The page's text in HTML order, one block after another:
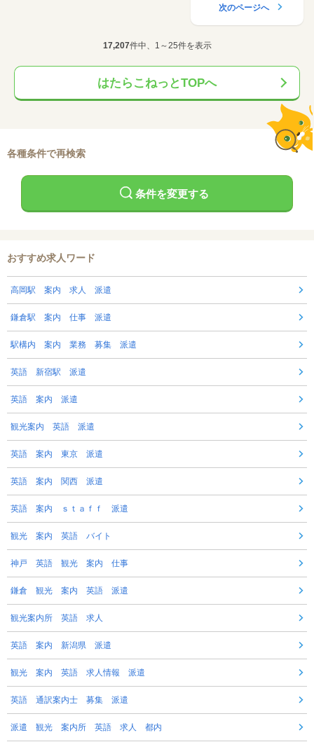
次のページへ
17,207件中、1～25件を表示
はたらこねっとTOPへ
各種条件で再検索
条件を変更する
おすすめ求人ワード
高岡駅 案内 求人 派遣
鎌倉駅 案内 仕事 派遣
駅構内 案内 業務 募集 派遣
英語 新宿駅 派遣
英語 案内 派遣
観光案内 英語 派遣
英語 案内 東京 派遣
英語 案内 関西 派遣
英語 案内 ｓｔａｆｆ 派遣
観光 案内 英語 バイト
神戸 英語 観光 案内 仕事
鎌倉 観光 案内 英語 派遣
観光案内所 英語 求人
英語 案内 新潟県 派遣
観光 案内 英語 求人情報 派遣
英語 通訳案内士 募集 派遣
派遣 観光 案内所 英語 求人 都内